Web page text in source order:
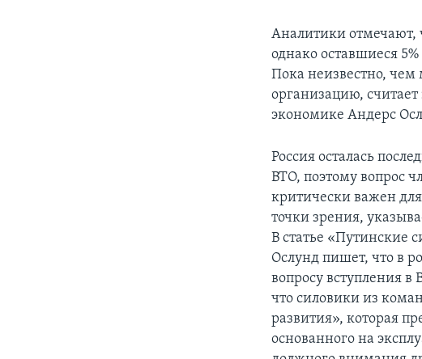
Аналитики отмечают,
однако оставшиеся
Пока неизвестно, чем
организацию,
экономике Андерс
Россия осталась
ВТО, поэтому вопрос
критически важен
точки зрения,
В статье «Путинские
Ослунд пишет, что в
вопросу вступления
что силовики из
развития», которая
основанного на